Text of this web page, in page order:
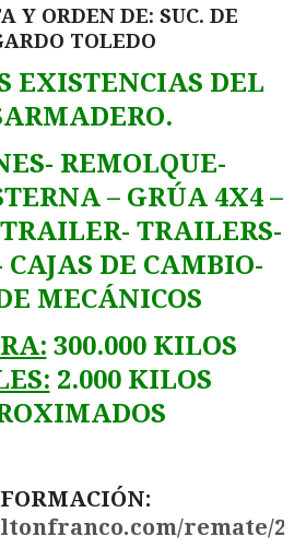
Y ORDEN DE: SUC. DE
TOLEDO
EXISTENCIAS DEL
REMOLQUE-
– GRÚA 4X4 –
TRAILERS-
CAJAS DE CAMBIO-
MECÁNICOS
300.000 KILOS
2.000 KILOS
remate/